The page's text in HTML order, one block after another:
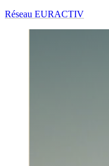
Réseau EURACTIV